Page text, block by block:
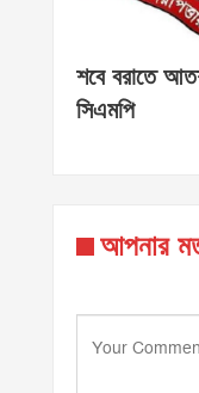
শবে বরাতে
সিএমপি
আপনার